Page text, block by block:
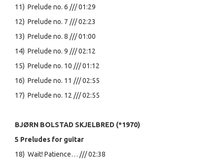
11) Prelude no. 6 /// 01:29
12) Prelude no. 7 /// 02:23
13) Prelude no. 8 /// 01:00
14) Prelude no. 9 /// 02:12
15) Prelude no. 10 /// 01:12
16) Prelude no. 11 /// 02:55
17) Prelude no. 12 /// 02:55
BJØRN BOLSTAD SKJELBRED (*1970)
5 Preludes for guitar
18) Wait! Patience… /// 02:38